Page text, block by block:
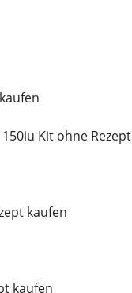
Kit ohne Rezept
kaufen
kaufen